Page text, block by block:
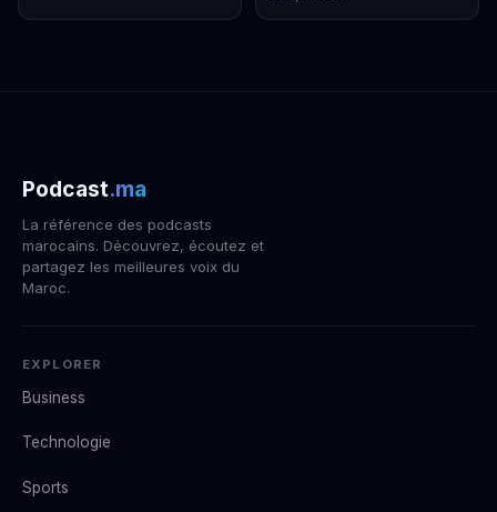
Podcast.ma
La référence des podcasts
marocains. Découvrez, écoutez et
partagez les meilleures voix du
Maroc.
EXPLORER
Business
Technologie
Sports